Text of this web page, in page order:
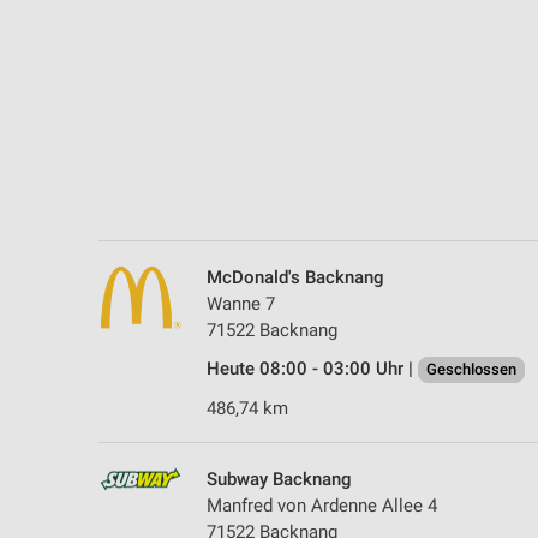
McDonald's Backnang
Wanne 7
71522 Backnang
Heute 08:00 - 03:00 Uhr |
Geschlossen
486,74 km
Subway Backnang
Manfred von Ardenne Allee 4
71522 Backnang
Geräte anhand von aktiv angeforderten Informationen
Funktional